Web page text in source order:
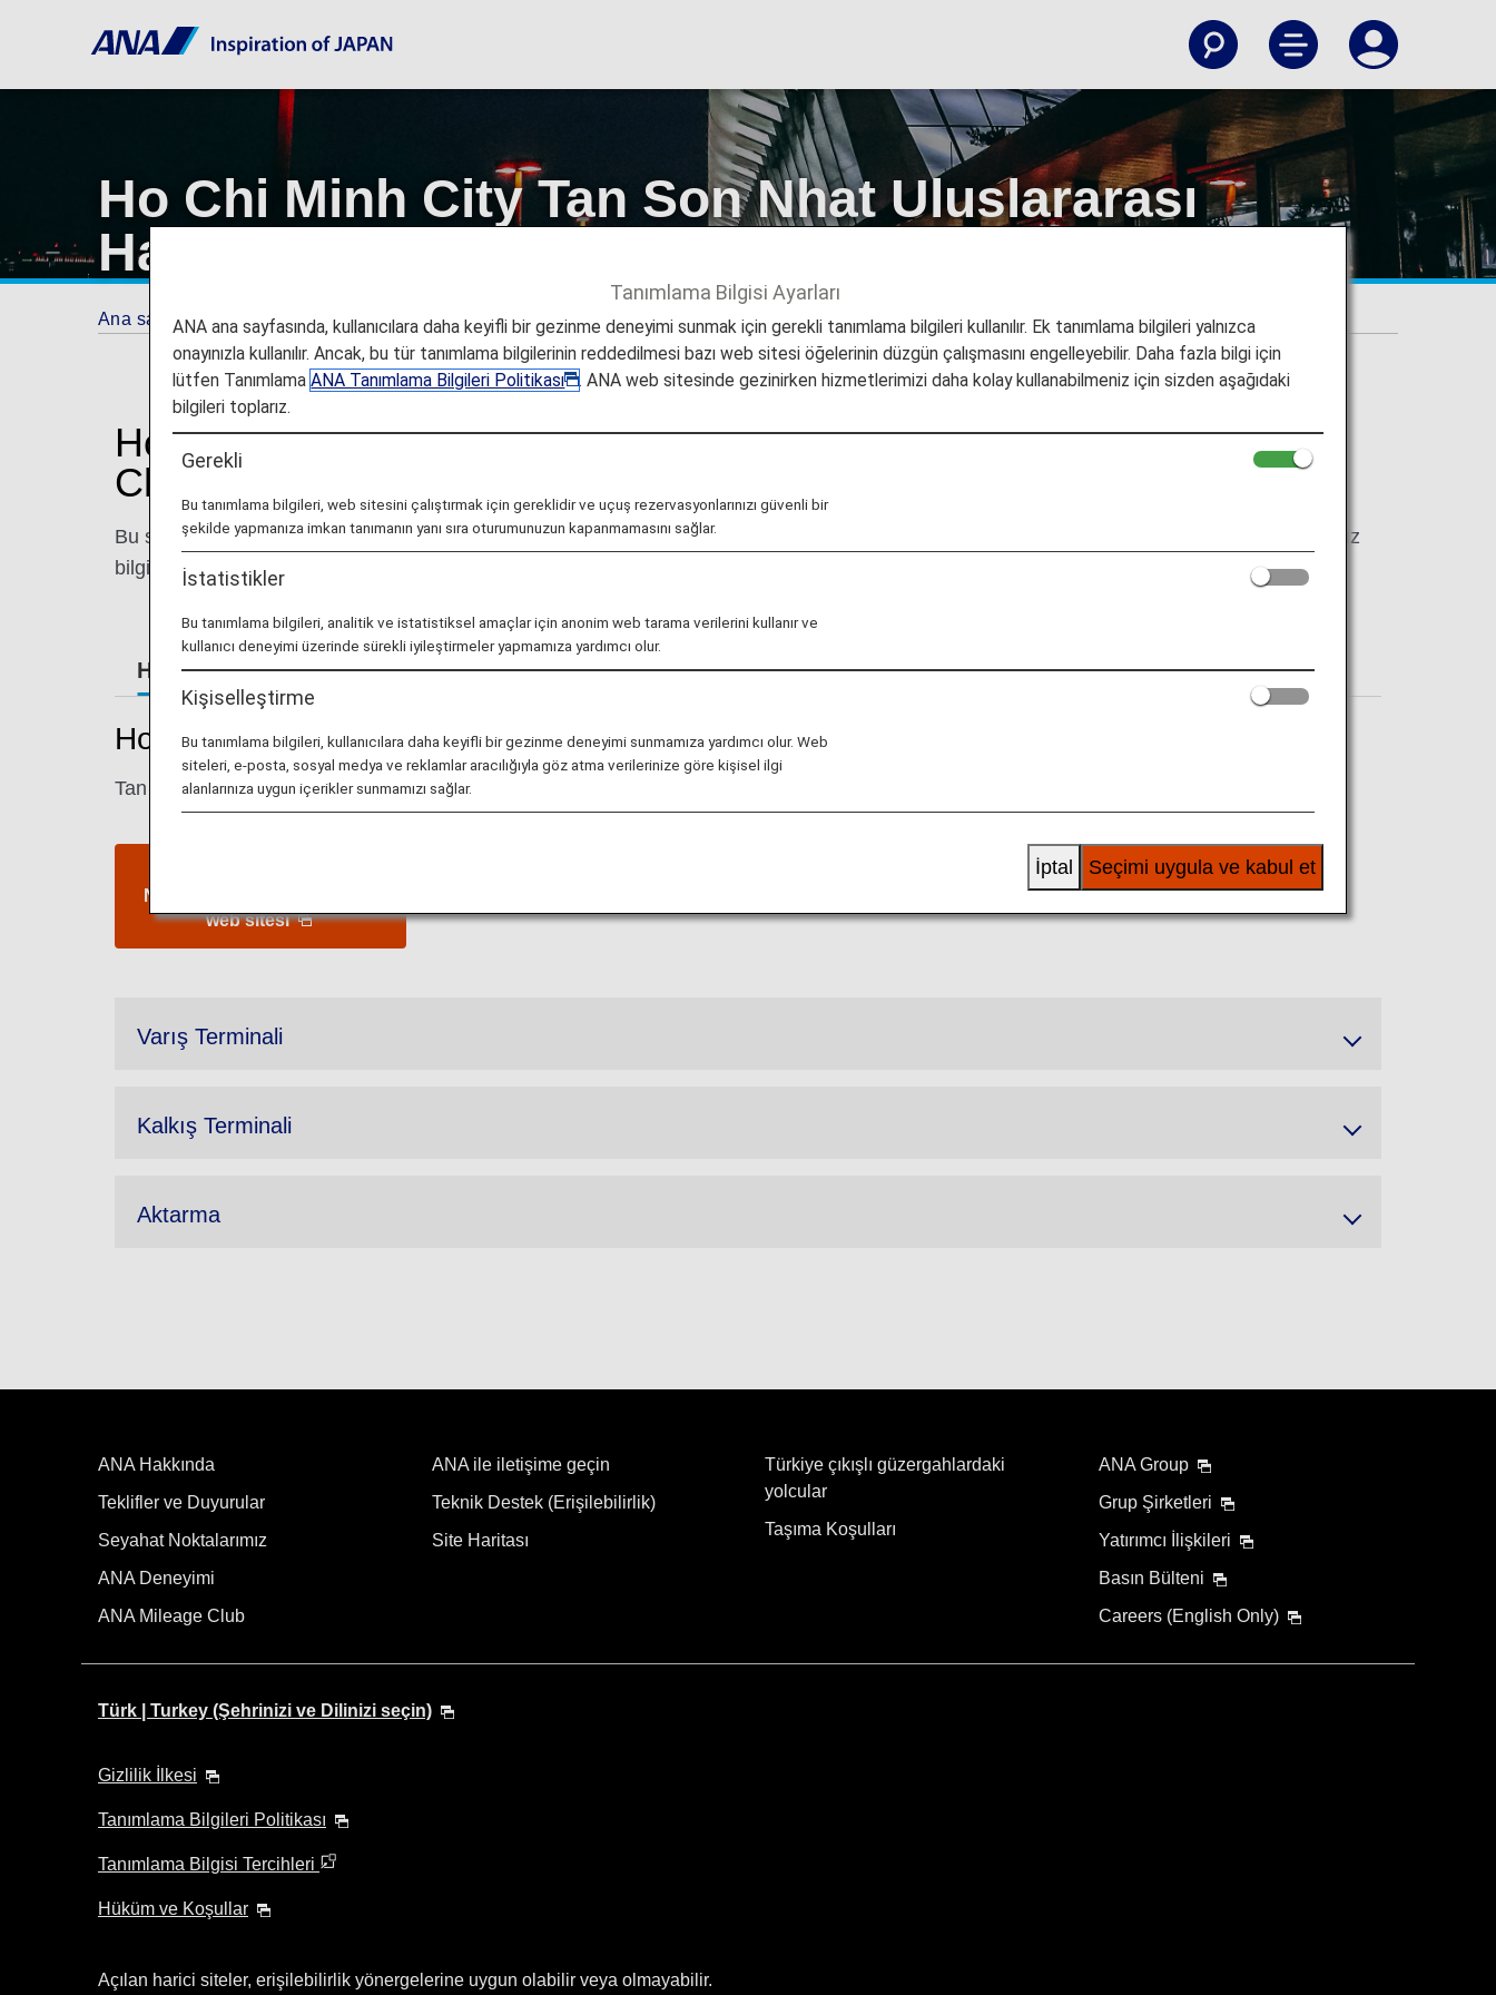
Ho Chi Minh City Tan Son Nhat Uluslararası
Havaalanı
Ana sayfa Seyahat Bilgileri Havaalanı ve Şehir Bilgileri Ho Chi Minh City Tan Son Nhat Uluslararası Havaalanı
Ho Chi Minh City Tan Son Nhat Uluslararası Havaalanına gidiş ve Ho
Chi Minh City Tan Son Nhat Uluslararası Havaalanından dönüş
Bu sayfada, Ho Chi Minh City Tan Son Nhat Havaalanı'na ve varış noktanıza giderken işlemlerinizi kolayca halletmek için ihtiyaç duyacağınız
bilgileri bulabilirsiniz.
Havaalanı Rehberi
Ho Chi Minh City Tan Son Nhat Uluslararası Havaalanı Rehberi
Tan Son Nhat Uluslararası Havaalanı'nda işlemlerin yapılması, kalkış ve varış terminal haritaları ve diğer bilgiler.
Nhat Uluslararası Havaalanı
web sitesi
Varış Terminali
Kalkış Terminali
Aktarma
ANA Hakkında
Teklifler ve Duyurular
Seyahat Noktalarımız
ANA Deneyimi
ANA Mileage Club
ANA ile iletişime geçin
Teknik Destek (Erişilebilirlik)
Site Haritası
Türkiye çıkışlı güzergahlardaki
yolcular
Taşıma Koşulları
ANA Group
Grup Şirketleri
Yatırımcı İlişkileri
Basın Bülteni
Careers (English Only)
Türk | Turkey (Şehrinizi ve Dilinizi seçin)
Gizlilik İlkesi
Tanımlama Bilgileri Politikası
Tanımlama Bilgisi Tercihleri
Hüküm ve Koşullar
Açılan harici siteler, erişilebilirlik yönergelerine uygun olabilir veya olmayabilir.
Tanımlama Bilgisi Ayarları
ANA ana sayfasında, kullanıcılara daha keyifli bir gezinme deneyimi sunmak için gerekli tanımlama bilgileri kullanılır. Ek tanımlama bilgileri yalnızca
onayınızla kullanılır. Ancak, bu tür tanımlama bilgilerinin reddedilmesi bazı web sitesi öğelerinin düzgün çalışmasını engelleyebilir. Daha fazla bilgi için
lütfen TanımlamaANA Tanımlama Bilgileri Politikası
. ANA web sitesinde gezinirken hizmetlerimizi daha kolay kullanabilmeniz için sizden aşağıdaki
bilgileri toplarız.
Gerekli
Bu tanımlama bilgileri, web sitesini çalıştırmak için gereklidir ve uçuş rezervasyonlarınızı güvenli bir
şekilde yapmanıza imkan tanımanın yanı sıra oturumunuzun kapanmamasını sağlar.
İstatistikler
Bu tanımlama bilgileri, analitik ve istatistiksel amaçlar için anonim web tarama verilerini kullanır ve
kullanıcı deneyimi üzerinde sürekli iyileştirmeler yapmamıza yardımcı olur.
Kişiselleştirme
Bu tanımlama bilgileri, kullanıcılara daha keyifli bir gezinme deneyimi sunmamıza yardımcı olur. Web
siteleri, e-posta, sosyal medya ve reklamlar aracılığıyla göz atma verilerinize göre kişisel ilgi
alanlarınıza uygun içerikler sunmamızı sağlar.
Seçimi uygula ve kabul et
İptal